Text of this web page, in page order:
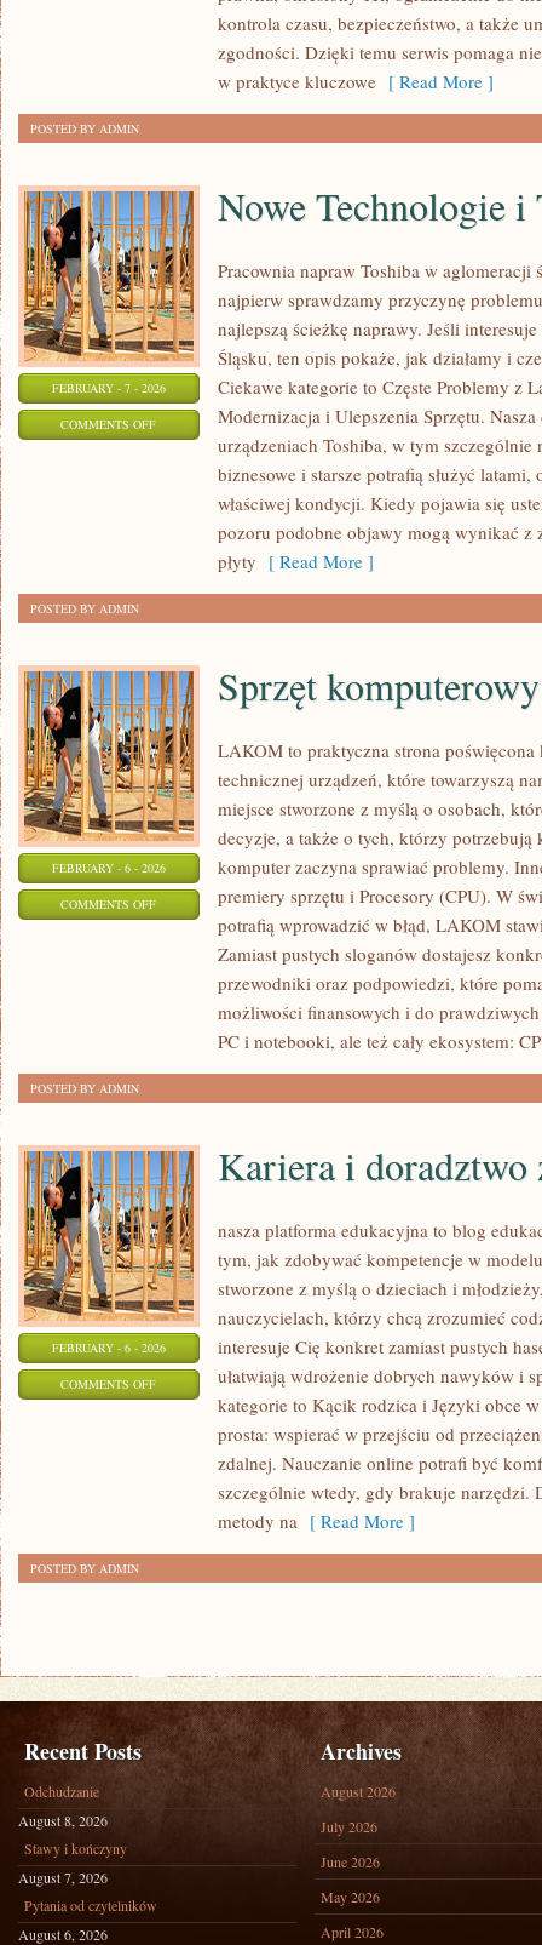
CZYTELNIKÓW
kontrola czasu, bezpieczeństwo, a także
zgodności. Dzięki temu serwis pomaga
w praktyce kluczowe [ Read More ]
POSTED BY ADMIN
FEBRUARY - 7 - 2026
COMMENTS OFFON
TECHNOLOGIE
Nowe Technologie i
Pracownia napraw Toshiba w
najpierw sprawdzamy przyczynę
najlepszą ścieżkę naprawy. Jeśli
Śląsku, ten opis pokaże, jak działamy i
Ciekawe kategorie to Częste Problemy z
Modernizacja i Ulepszenia Sprzętu.
urządzeniach Toshiba, w tym
biznesowe i starsze potrafią służyć
właściwej kondycji. Kiedy pojawia się
pozoru podobne objawy mogą wynikać z
płyty [ Read More ]
POSTED BY ADMIN
FEBRUARY - 6 - 2026
COMMENTS OFFON
KOMPUTEROWY
Sprzęt komputerowy
LAKOM to praktyczna strona poświęcona
technicznej urządzeń, które towarzyszą
miejsce stworzone z myślą o osobach,
decyzje, a także o tych, którzy
komputer zaczyna sprawiać problemy.
premiery sprzętu i Procesory (CPU). W
potrafią wprowadzić w błąd, LAKOM
Zamiast pustych sloganów dostajesz
przewodniki oraz podpowiedzi, które
możliwości finansowych i do
PC i notebooki, ale też cały ekosystem:
POSTED BY ADMIN
FEBRUARY - 6 - 2026
COMMENTS OFFON
DORADZTWO
ZAWODOWE
Kariera i doradztwo
nasza platforma edukacyjna to blog
tym, jak zdobywać kompetencje w
stworzone z myślą o dzieciach i
nauczycielach, którzy chcą zrozumieć
interesuje Cię konkret zamiast pustych
ułatwiają wdrożenie dobrych nawyków i
kategorie to Kącik rodzica i Języki obce
prosta: wspierać w przejściu od
zdalnej. Nauczanie online potrafi być
szczególnie wtedy, gdy brakuje narzędzi.
metody na [ Read More ]
POSTED BY ADMIN
Recent Posts
Odchudzanie
August 8, 2026
Stawy i kończyny
August 7, 2026
Pytania od czytelników
August 6, 2026
Archives
August 2026
July 2026
June 2026
May 2026
April 2026